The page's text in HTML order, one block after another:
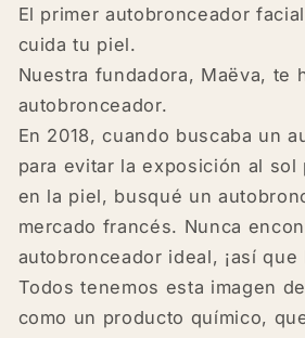
El primer autobronceador
cuida tu piel.
Nuestra fundadora, Maëva, te
autobronceador.
En 2018, cuando buscaba un
para evitar la exposición al sol
en la piel, busqué un
mercado francés. Nunca
autobronceador ideal, ¡así que
Todos tenemos esta imagen
como un producto químico,